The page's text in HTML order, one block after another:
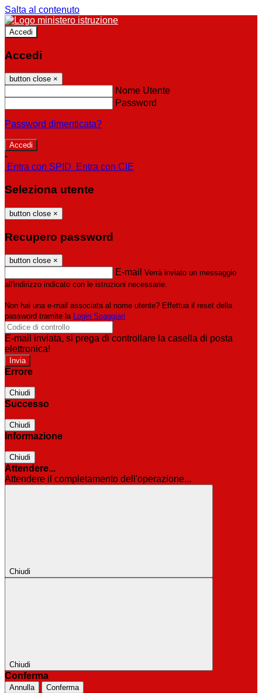
Salta al contenuto
Accedi
Accedi
button close ×
Nome Utente
Password
Password dimenticata?
-
Entra con SPID
Entra con CIE
Seleziona utente
button close ×
Recupero password
button close ×
E-mail Verrà inviato un messaggio
all'indirizzo indicato con le istruzioni necessarie.
Non hai una e-mail associata al nome utente? Effettua il reset della
password tramite la Login Spaggiari
E-mail inviata, si prega di controllare la casella di posta
elettronica!
Errore
Chiudi
Successo
Chiudi
Informazione
Chiudi
Attendere...
Attendere il completamento dell'operazione...
Chiudi
Chiudi
Conferma
Annulla Conferma